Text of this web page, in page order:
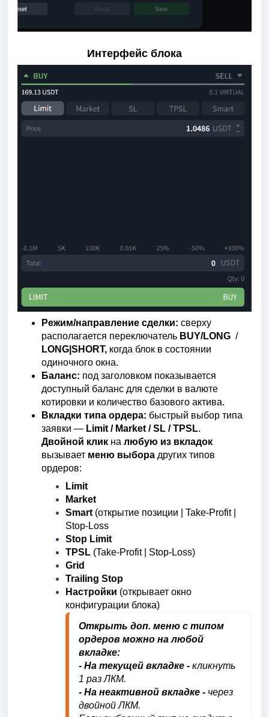
Интерфейс блока
Режим/направление сделки: сверху
располагается переключатель BUY/LONG /
LONG|SHORT, когда блок в состоянии
одиночного окна.
Баланс: под заголовком показывается
доступный баланс для сделки в валюте
котировки и количество базового актива.
Вкладки типа ордера: быстрый выбор типа
заявки — Limit / Market / SL / TPSL.
Двойной клик на любую из вкладок
вызывает меню выбора других типов
ордеров:
Limit
Market
Smart (открытие позиции | Take-Profit |
Stop-Loss
Stop Limit
TPSL (Take-Profit
Stop-Loss)
Grid
Trailing Stop
Настройки (открывает окно
конфигурации блока)
Открыть доп. меню с типом
ордеров можно на любой
вкладке:
- На текущей вкладке - кликнуть
1 раз ЛКМ.
- На неактивной вкладке - через
двойной ЛКМ.